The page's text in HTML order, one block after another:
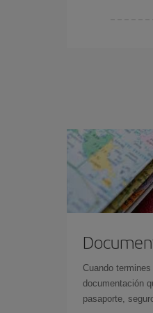
Cuando
documentación
pasaporte,